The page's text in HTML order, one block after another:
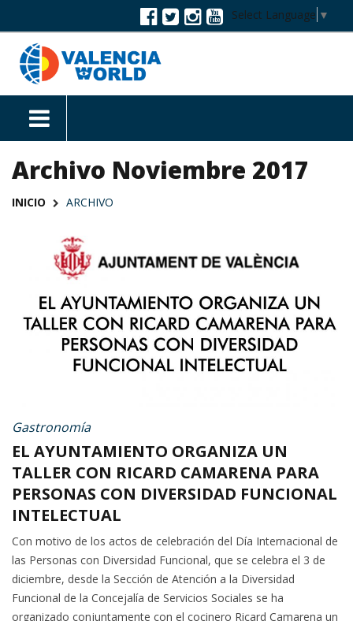
Select Language ▼
Archivo Noviembre 2017
INICIO ARCHIVO
Gastronomía
EL AYUNTAMIENTO ORGANIZA UN
TALLER CON RICARD CAMARENA PARA
PERSONAS CON DIVERSIDAD FUNCIONAL
INTELECTUAL
Con motivo de los actos de celebración del Día Internacional de
las Personas con Diversidad Funcional, que se celebra el 3 de
diciembre, desde la Sección de Atención a la Diversidad
Funcional de la Concejalía de Servicios Sociales se ha
organizado conjuntamente con el cocinero Ricard Camarena un